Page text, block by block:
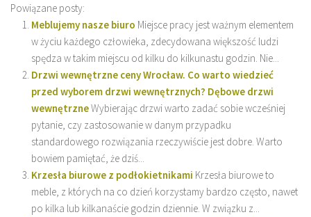
Powiązane posty:
Meblujemy nasze biuro Miejsce pracy jest ważnym elementem
w życiu każdego człowieka, zdecydowana większość ludzi
spędza w takim miejscu od kilku do kilkunastu godzin. Nie...
Drzwi wewnętrzne ceny Wrocław. Co warto wiedzieć
przed wyborem drzwi wewnętrznych? Dębowe drzwi
wewnętrzneWybierając drzwi warto zadać sobie wcześniej
pytanie, czy zastosowanie w danym przypadku
standardowego rozwiązania rzeczywiście jest dobre. Warto
bowiem pamiętać, że dziś...
Krzesła biurowe z podłokietnikami Krzesła biurowe to
meble, z których na co dzień korzystamy bardzo często, nawet
po kilka lub kilkanaście godzin dziennie. W związku z...